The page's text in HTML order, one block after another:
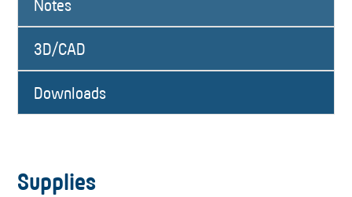
Notes
3D/CAD
Downloads
Supplies